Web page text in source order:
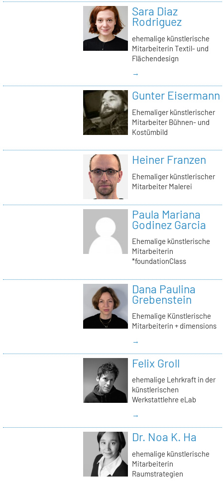
Sara Diaz
Rodriguez
ehemalige künstlerische
Mitarbeiterin Textil- und
Flächendesign
→
Gunter Eisermann
Ehemaliger künstlerischer
Mitarbeiter Bühnen- und
Kostümbild
Heiner Franzen
Ehemaliger künstlerischer
Mitarbeiter Malerei
Paula Mariana
Godinez Garcia
Ehemalige künstlerische
Mitarbeiterin
*foundationClass
Dana Paulina
Grebenstein
Ehemalige Künstlerische
Mitarbeiterin + dimensions
→
Felix Groll
ehemalige Lehrkraft in der
künstlerischen
Werkstattlehre eLab
→
Dr. Noa K. Ha
ehemalige künstlerische
Mitarbeiterin
Raumstrategien